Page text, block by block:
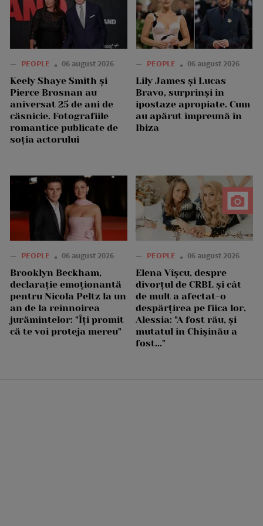
— PEOPLE 06 august 2026
Keely Shaye Smith și
Pierce Brosnan au
aniversat 25 de ani de
căsnicie. Fotografiile
romantice publicate de
soția actorului
— PEOPLE 06 august 2026
Lily James și Lucas
Bravo, surprinși în
ipostaze apropiate. Cum
au apărut împreună în
Ibiza
— PEOPLE 06 august 2026
Brooklyn Beckham,
declarație emoționantă
pentru Nicola Peltz la un
an de la reînnoirea
jurămintelor: "Îți promit
că te voi proteja mereu"
— PEOPLE 06 august 2026
Elena Vîșcu, despre
divorțul de CRBL și cât
de mult a afectat-o
despărțirea pe fiica lor,
Alessia: "A fost rău, și
mutatul în Chișinău a
fost..."